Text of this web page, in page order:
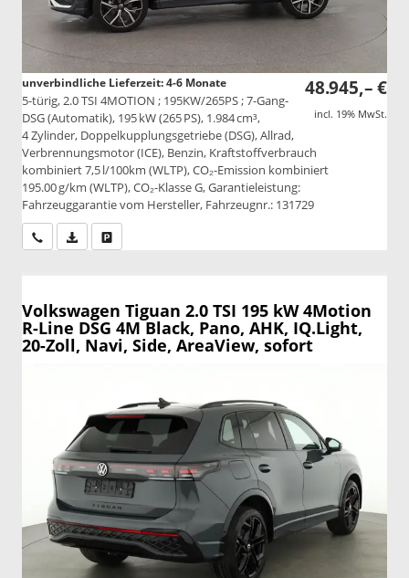
48.945,– €
incl. 19% MwSt.
unverbindliche Lieferzeit: 4-6 Monate
5-türig, 2.0 TSI 4MOTION ; 195KW/265PS ; 7-Gang-
DSG (Automatik), 195 kW (265 PS), 1.984 cm³,
4 Zylinder, Doppelkupplungsgetriebe (DSG), Allrad,
Verbrennungsmotor (ICE), Benzin, Kraftstoffverbrauch
kombiniert 7,5 l/100km (WLTP), CO₂-Emission kombiniert
195.00 g/km (WLTP), CO₂-Klasse G, Garantieleistung:
Fahrzeuggarantie vom Hersteller, Fahrzeugnr.: 131729
Wir rufen Sie anPDF-Datei, Fahrzeugexposé drucken
Volkswagen Tiguan 2.0 TSI 195 kW 4Motion
R-Line DSG 4M Black, Pano, AHK, IQ.Light,
20-Zoll, Navi, Side, AreaView, sofort